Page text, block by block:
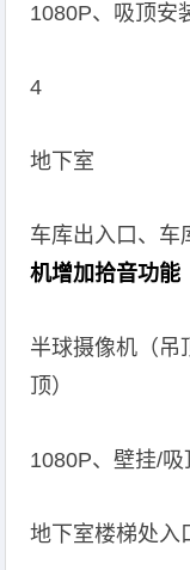
1080P、吸顶安
4
地下室
车库出入口、车
机增加拾音功能
半球摄像机（吊
顶）
1080P、壁挂/吸
地下室楼梯处入